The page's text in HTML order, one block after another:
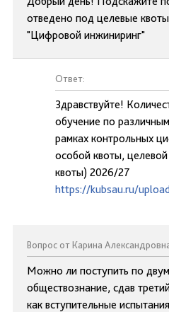
отведено под целевые
"Цифровой инжиниринг"
Ответ:
Здравствуйте!
обучение по
рамках контрольных
особой квоты,
квоты) 2026/27
https://kubsau.ru/
Вопрос от Карина
Можно ли поступить по
обществознание, сдав
как вступительные испытания